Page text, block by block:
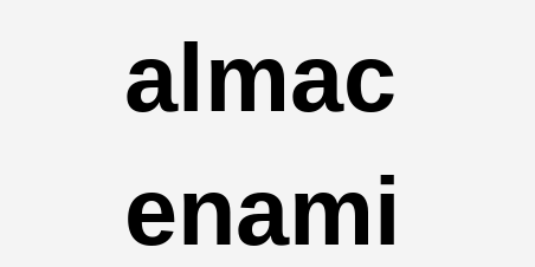
almac
enami